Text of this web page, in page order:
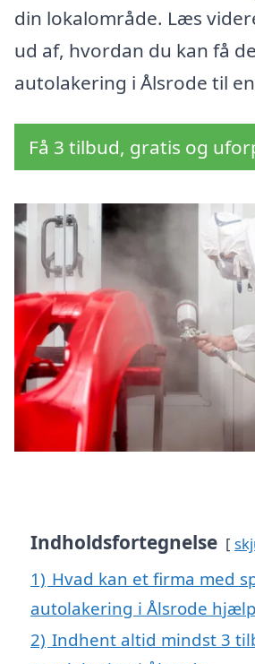
din lokalområde. Læs
ud af, hvordan du kan få
autolakering i Ålsrode til
Få 3 tilbud, gratis og
Indholdsfortegnelse
1) Hvad kan et firma med
autolakering i Ålsrode
2) Indhent altid mindst 3